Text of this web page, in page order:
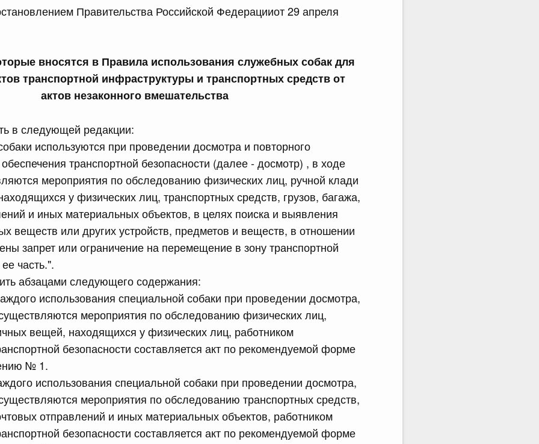
Правительства Российской Федерацииот 29 апреля
вносятся в Правила использования служебных собак для
транспортной инфраструктуры и транспортных средств от
актов незаконного вмешательства
в следующей редакции:
используются при проведении досмотра и повторного
транспортной безопасности (далее - досмотр) , в ходе
мероприятия по обследованию физических лиц, ручной клади
у физических лиц, транспортных средств, грузов, багажа,
и иных материальных объектов, в целях поиска и выявления
веществ или других устройств, предметов и веществ, в отношении
запрет или ограничение на перемещение в зону транспортной
часть.".
абзацами следующего содержания:
использования специальной собаки при проведении досмотра,
мероприятия по обследованию физических лиц,
вещей, находящихся у физических лиц, работником
безопасности составляется акт по рекомендуемой форме
№ 1.
использования специальной собаки при проведении досмотра,
мероприятия по обследованию транспортных средств,
отправлений и иных материальных объектов, работником
безопасности составляется акт по рекомендуемой форме
Правительством Российской Федерации и
трудовой деятельности граждан одного
Федерации от 23.07.2026 г. № 928
Российской Федерации от 20 июля 2011 г.
Федерации от 23.07.2026 г. № 929
Российской Федерации от 24 декабря 2021
июля, среда
Федерации от 22.07.2026 г. № 921
Российской Федерации от 30 ноября 2022
Федерации от 22.07.2026 г. № 924
Российской Федерации от 28 марта 2026 г.
Федерации от 22.07.2026 г. № 925
Российской Федерации